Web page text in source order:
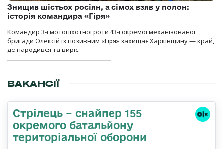
Знищив шістьох росіян, а сімох взяв у полон:
історія командира «Гіря»
Командир 3-ї мотопіхотної роти 43-ї окремої механізованої
бригади Олексій із позивним «Гіря» захищає Харківщину — край,
де народився та виріс.
ВАКАНСІЇ
Стрілець – снайпер 155
окремого батальйону
територіальної оборони